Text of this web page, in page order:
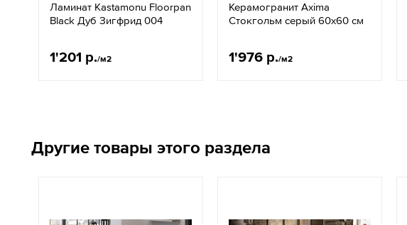
Ламинат Kastamonu Floorpan
Black Дуб Зигфрид 004
1'201 р./м2
Керамогранит Axima
Стокгольм серый 60х60 см
1'976 р./м2
Другие товары этого раздела